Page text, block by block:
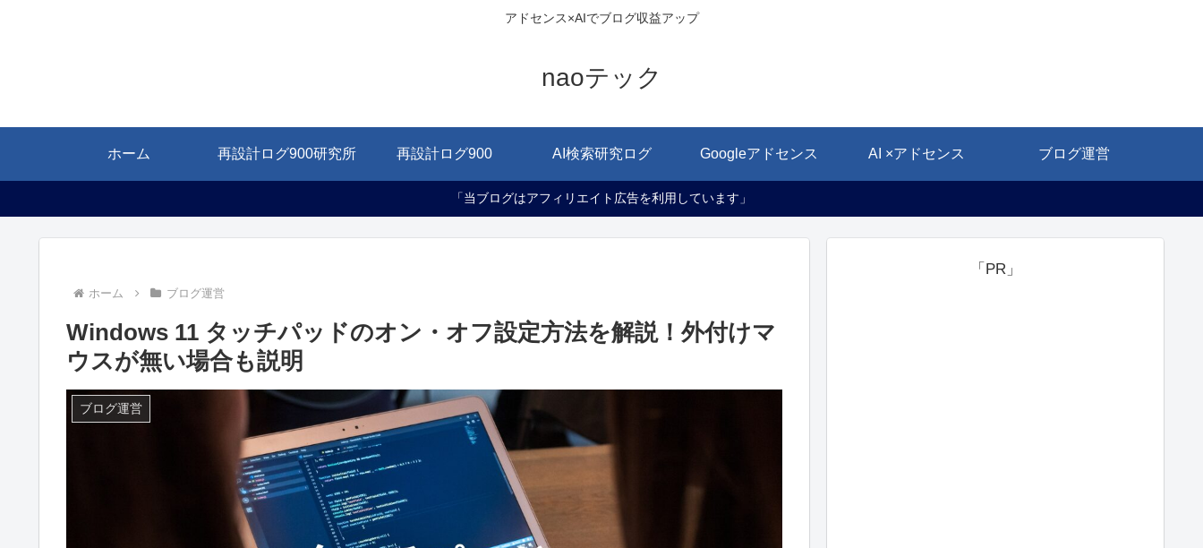
アドセンス×AIでブログ収益アップ
naoテック
ホーム 再設計ログ900研究所 再設計ログ900 AI検索研究ログ Googleアドセンス AI ×アドセンス ブログ運営
「当ブログはアフィリエイト広告を利用しています」
ホーム ブログ運営
Windows 11 タッチパッドのオン・オフ設定方法を解説！外付けマ
ウスが無い場合も説明
ブログ運営
「PR」